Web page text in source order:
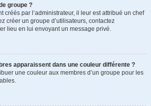
groupe ?
créés par l’administrateur, il leur est attribué un chef
créer un groupe d’utilisateurs, contactez
lieu en lui envoyant un message privé.
apparaissent dans une couleur différente ?
une couleur aux membres d’un groupe pour les